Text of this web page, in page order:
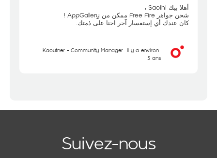
أهلا بيك Saoihi ،
شحن جواهر Free Fire ممكن من AppGallery !
كان عندك أي إستفسار آخر احنا على ذمتك.
Kaouther - Community Manager il y a environ
5 ans
Suivez-nous